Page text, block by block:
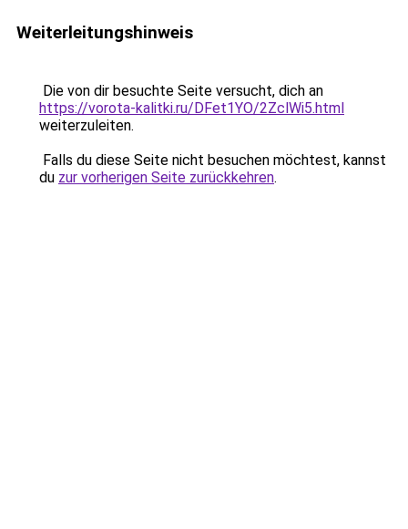
Weiterleitungshinweis
Die von dir besuchte Seite versucht, dich an
https://vorota-kalitki.ru/DFet1YO/2ZclWi5.html
weiterzuleiten.
Falls du diese Seite nicht besuchen möchtest, kannst
du zur vorherigen Seite zurückkehren.